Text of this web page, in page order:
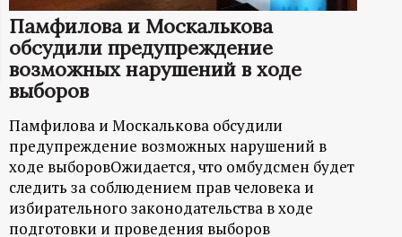
м
а
ц
и
о
Памфилова и Москалькова
обсудили предупреждение
возможных нарушений в ходе
выборов
Памфилова и Москалькова обсудили
предупреждение возможных нарушений в
ходе выборовОжидается, что омбудсмен будет
следить за соблюдением прав человека и
избирательного законодательства в ходе
подготовки и проведения выборов